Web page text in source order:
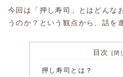
今回は「押し寿司」とはどんな
うのか？という観点から、話を
目次
押し寿司とは？